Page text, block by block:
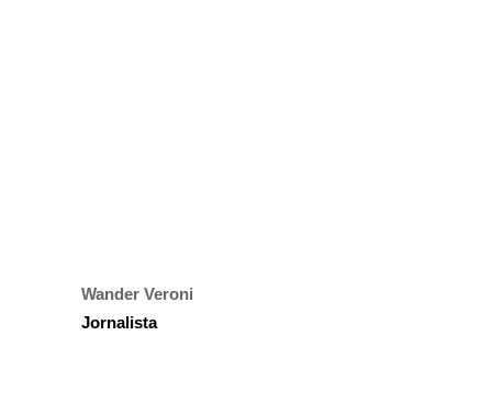
Wander Veroni
Jornalista